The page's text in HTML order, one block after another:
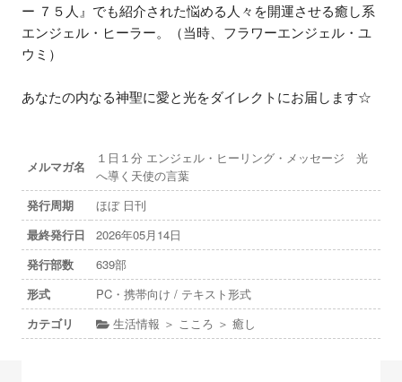
ー ７５人』でも紹介された悩める人々を開運させる癒し系
エンジェル・ヒーラー。（当時、フラワーエンジェル・ユ
ウミ）
あなたの内なる神聖に愛と光をダイレクトにお届します☆
メルマガ名
１日１分 エンジェル・ヒーリング・メッセージ 光
へ導く天使の言葉
発行周期
ほぼ 日刊
最終発行日
2026年05月14日
発行部数
639部
形式
PC・携帯向け / テキスト形式
カテゴリ
生活情報 ＞ こころ ＞ 癒し